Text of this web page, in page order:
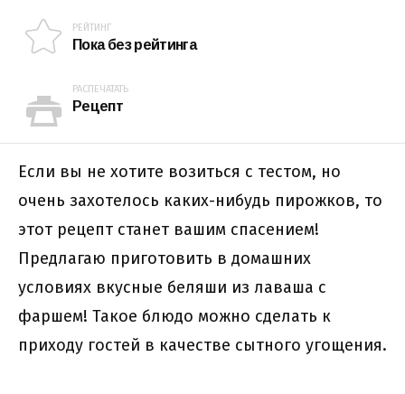
РЕЙТИНГ
Пока без рейтинга
РАСПЕЧАТАТЬ
Рецепт
Если вы не хотите возиться с тестом, но
очень захотелось каких-нибудь пирожков, то
этот рецепт станет вашим спасением!
Предлагаю приготовить в домашних
условиях вкусные беляши из лаваша с
фаршем! Такое блюдо можно сделать к
приходу гостей в качестве сытного угощения.